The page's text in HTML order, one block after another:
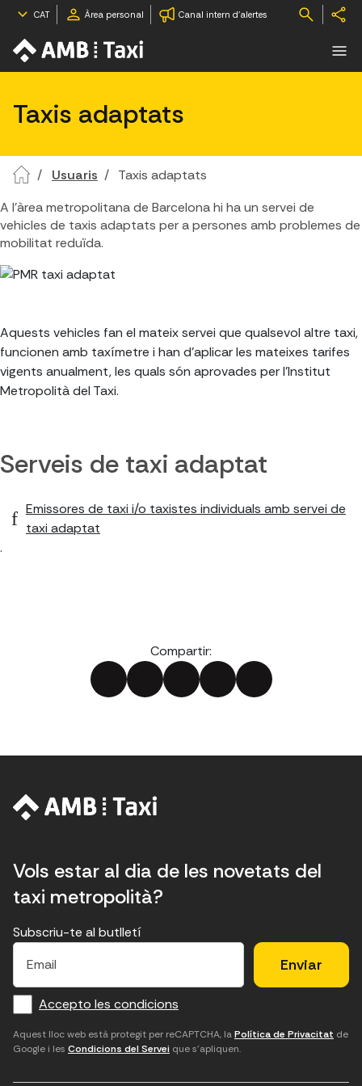
CAT Àrea personal Canal intern d'alertes
Taxis adaptats
Usuaris
Taxis adaptats
A l'àrea metropolitana de Barcelona hi ha un servei de
vehicles de taxis adaptats per a persones amb problemes de
mobilitat reduïda.
Aquests vehicles fan el mateix servei que qualsevol altre taxi,
funcionen amb taxímetre i han d'aplicar les mateixes tarifes
vigents anualment, les quals són aprovades per l'Institut
Metropolità del Taxi.
Serveis de taxi adaptat
Emissores de taxi i/o taxistes individuals amb servei de
taxi adaptat
.
Compartir:
Vols estar al dia de les novetats del
taxi metropolità?
E
f
o
r
m
E
c
a
m
p
H
u
d
'
a
×
Subscriu-te al butlletí
E
a
i
Accepto les condicions
Aquest lloc web està protegit per reCAPTCHA, laPolítica de Privacitat de
Google i les Condicions del Servei que s'apliquen.